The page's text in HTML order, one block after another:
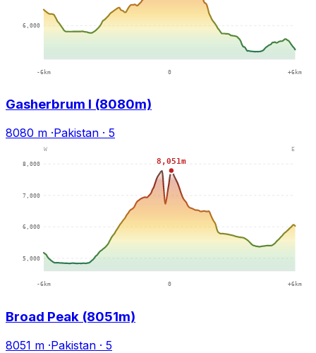
Gasherbrum I (8080m)
8080 m ·Pakistan · 5
Broad Peak (8051m)
8051 m ·Pakistan · 5